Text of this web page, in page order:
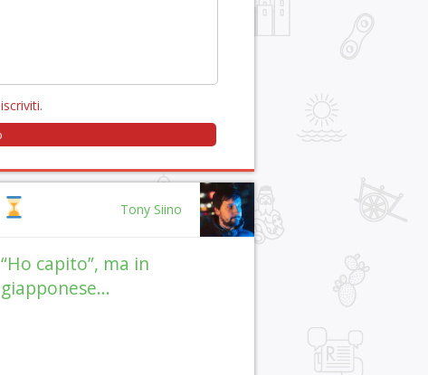
iscriviti.
Tony Siino
“Ho capito”, ma in
giapponese…